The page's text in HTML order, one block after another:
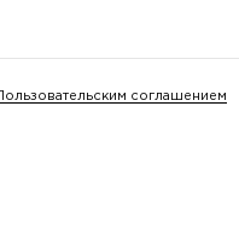
Пользовательским соглашением